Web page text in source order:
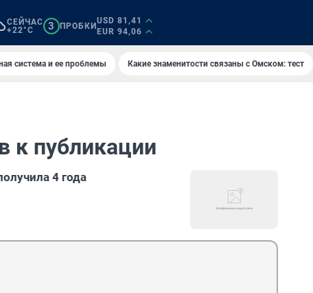
СЕЙЧАС
+22°C
3 ПРОБКИ
USD 81,41
EUR 94,06
система и ее проблемы Какие знаменитости связаны с Омском: тест
к публикации
4 года